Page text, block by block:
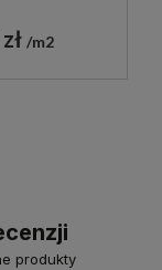
m2
produkty